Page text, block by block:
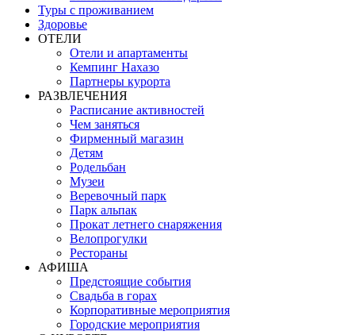
Туры с проживанием
Здоровье
ОТЕЛИ
Отели и апартаменты
Кемпинг Нахазо
Партнеры курорта
РАЗВЛЕЧЕНИЯ
Расписание активностей
Чем заняться
Фирменный магазин
Детям
Родельбан
Музеи
Веревочный парк
Парк альпак
Прокат летнего снаряжения
Велопрогулки
Рестораны
АФИША
Предстоящие события
Свадьба в горах
Корпоративные мероприятия
Городские мероприятия